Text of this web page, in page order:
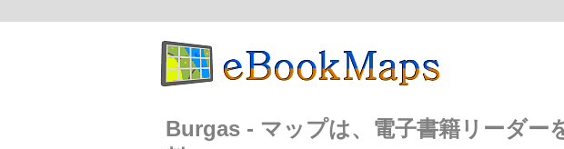
Burgas - マップは、電子書籍リーダー